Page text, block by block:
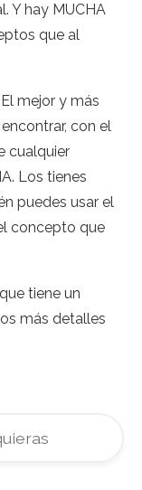
Y hay MUCHA
que al
mejor y más
con el
cualquier
Los tienes
puedes usar el
concepto que
tiene un
más detalles